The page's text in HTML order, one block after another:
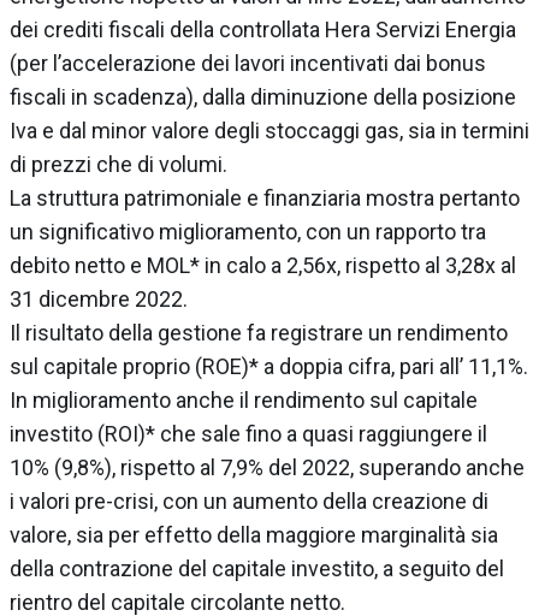
dei crediti fiscali della controllata Hera Servizi Energia
(per l’accelerazione dei lavori incentivati dai bonus
fiscali in scadenza), dalla diminuzione della posizione
Iva e dal minor valore degli stoccaggi gas, sia in termini
di prezzi che di volumi.
La struttura patrimoniale e finanziaria mostra pertanto
un significativo miglioramento, con un rapporto tra
debito netto e MOL* in calo a 2,56x, rispetto al 3,28x al
31 dicembre 2022.
Il risultato della gestione fa registrare un rendimento
sul capitale proprio (ROE)* a doppia cifra, pari all’ 11,1%.
In miglioramento anche il rendimento sul capitale
investito (ROI)* che sale fino a quasi raggiungere il
10% (9,8%), rispetto al 7,9% del 2022, superando anche
i valori pre-crisi, con un aumento della creazione di
valore, sia per effetto della maggiore marginalità sia
della contrazione del capitale investito, a seguito del
rientro del capitale circolante netto.